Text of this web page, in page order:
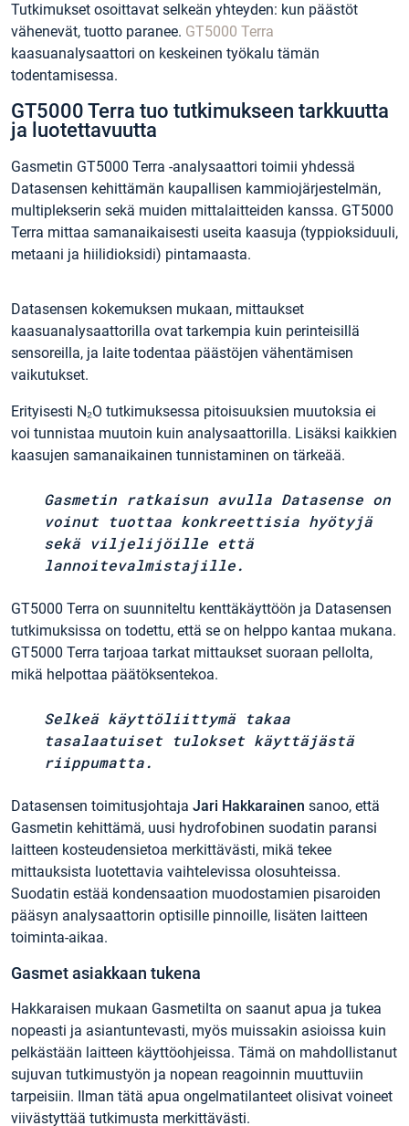
Tutkimukset osoittavat selkeän yhteyden: kun päästöt
vähenevät, tuotto paranee. GT5000 Terra
kaasuanalysaattori on keskeinen työkalu tämän
todentamisessa.
GT5000 Terra tuo tutkimukseen tarkkuutta
ja luotettavuutta
Gasmetin GT5000 Terra -analysaattori toimii yhdessä
Datasensen kehittämän kaupallisen kammiojärjestelmän,
multiplekserin sekä muiden mittalaitteiden kanssa. GT5000
Terra mittaa samanaikaisesti useita kaasuja (typpioksiduuli,
metaani ja hiilidioksidi) pintamaasta.
Datasensen kokemuksen mukaan, mittaukset
kaasuanalysaattorilla ovat tarkempia kuin perinteisillä
sensoreilla, ja laite todentaa päästöjen vähentämisen
vaikutukset.
Erityisesti N₂O tutkimuksessa pitoisuuksien muutoksia ei
voi tunnistaa muutoin kuin analysaattorilla. Lisäksi kaikkien
kaasujen samanaikainen tunnistaminen on tärkeää.
Gasmetin ratkaisun avulla Datasense on
voinut tuottaa konkreettisia hyötyjä
sekä viljelijöille että
lannoitevalmistajille.
GT5000 Terra on suunniteltu kenttäkäyttöön ja Datasensen
tutkimuksissa on todettu, että se on helppo kantaa mukana.
GT5000 Terra tarjoaa tarkat mittaukset suoraan pellolta,
mikä helpottaa päätöksentekoa.
Selkeä käyttöliittymä takaa
tasalaatuiset tulokset käyttäjästä
riippumatta.
Datasensen toimitusjohtaja Jari Hakkarainen sanoo, että
Gasmetin kehittämä, uusi hydrofobinen suodatin paransi
laitteen kosteudensietoa merkittävästi, mikä tekee
mittauksista luotettavia vaihtelevissa olosuhteissa.
Suodatin estää kondensaation muodostamien pisaroiden
pääsyn analysaattorin optisille pinnoille, lisäten laitteen
toiminta-aikaa.
Gasmet asiakkaan tukena
Hakkaraisen mukaan Gasmetilta on saanut apua ja tukea
nopeasti ja asiantuntevasti, myös muissakin asioissa kuin
pelkästään laitteen käyttöohjeissa. Tämä on mahdollistanut
sujuvan tutkimustyön ja nopean reagoinnin muuttuviin
tarpeisiin. Ilman tätä apua ongelmatilanteet olisivat voineet
viivästyttää tutkimusta merkittävästi.